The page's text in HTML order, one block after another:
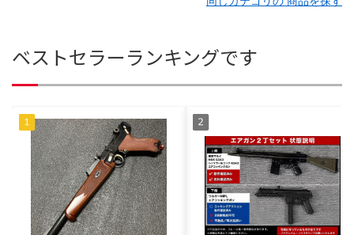
ベストセラーランキングです